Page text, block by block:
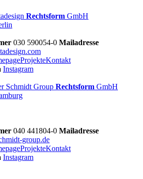
Rechtsform GmbH
030 590054-0 Mailadresse
ProjekteKontakt
Instagram
Schmidt Group Rechtsform GmbH
040 441804-0 Mailadresse
group.de
ProjekteKontakt
Instagram